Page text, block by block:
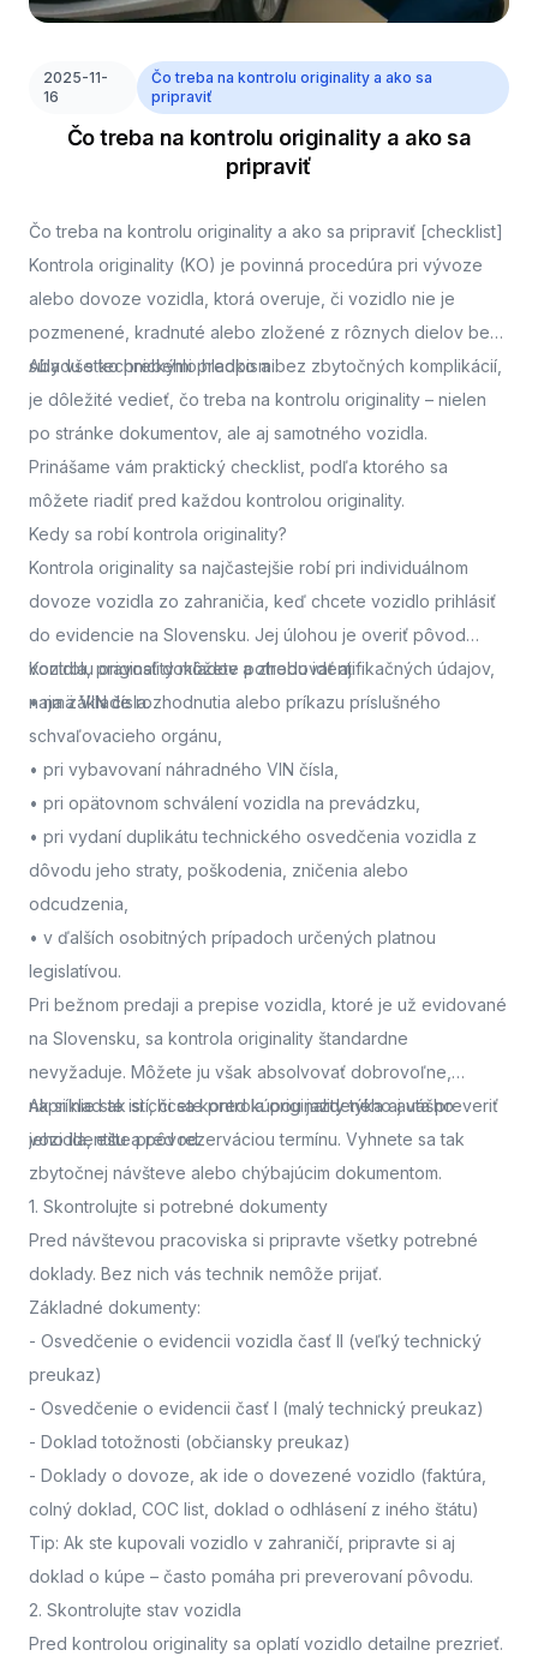
2025-11-
16
Čo treba na kontrolu originality a ako sa
pripraviť
Čo treba na kontrolu originality a ako sa
pripraviť
Čo treba na kontrolu originality a ako sa pripraviť [checklist]
Kontrola originality (KO) je povinná procedúra pri vývoze
alebo dovoze vozidla, ktorá overuje, či vozidlo nie je
pozmenené, kradnuté alebo zložené z rôznych dielov bez
súladu s technickými predpismi.
Aby všetko prebehlo hladko a bez zbytočných komplikácií,
je dôležité vedieť, čo treba na kontrolu originality – nielen
po stránke dokumentov, ale aj samotného vozidla.
Prinášame vám praktický checklist, podľa ktorého sa
môžete riadiť pred každou kontrolou originality.
Kedy sa robí kontrola originality?
Kontrola originality sa najčastejšie robí pri individuálnom
dovoze vozidla zo zahraničia, keď chcete vozidlo prihlásiť
do evidencie na Slovensku. Jej úlohou je overiť pôvod
vozidla, pravosť dokladov a zhodu identifikačných údajov,
najmä VIN čísla.
Kontrolu originality môžete potrebovať aj:
• na základe rozhodnutia alebo príkazu príslušného
schvaľovacieho orgánu,
• pri vybavovaní náhradného VIN čísla,
• pri opätovnom schválení vozidla na prevádzku,
• pri vydaní duplikátu technického osvedčenia vozidla z
dôvodu jeho straty, poškodenia, zničenia alebo
odcudzenia,
• v ďalších osobitných prípadoch určených platnou
legislatívou.
Pri bežnom predaji a prepise vozidla, ktoré je už evidované
na Slovensku, sa kontrola originality štandardne
nevyžaduje. Môžete ju však absolvovať dobrovoľne,
napríklad ak si chcete pred kúpou jazdeného auta preveriť
jeho identitu a pôvod.
Ak si nie ste istí, či sa kontrola originality týka aj vášho
vozidla,ešte pred rezerváciou termínu. Vyhnete sa tak
zbytočnej návšteve alebo chýbajúcim dokumentom.
1. Skontrolujte si potrebné dokumenty
Pred návštevou pracoviska si pripravte všetky potrebné
doklady. Bez nich vás technik nemôže prijať.
Základné dokumenty:
- Osvedčenie o evidencii vozidla časť II (veľký technický
preukaz)
- Osvedčenie o evidencii časť I (malý technický preukaz)
- Doklad totožnosti (občiansky preukaz)
- Doklady o dovoze, ak ide o dovezené vozidlo (faktúra,
colný doklad, COC list, doklad o odhlásení z iného štátu)
Tip: Ak ste kupovali vozidlo v zahraničí, pripravte si aj
doklad o kúpe – často pomáha pri preverovaní pôvodu.
2. Skontrolujte stav vozidla
Pred kontrolou originality sa oplatí vozidlo detailne prezrieť.